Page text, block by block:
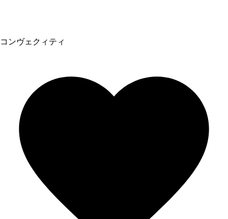
コンヴェクィティ